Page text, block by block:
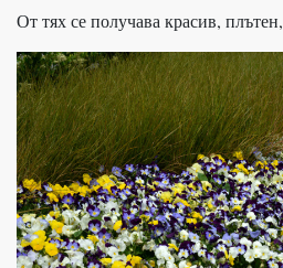
От тях се получава красив, плътен,